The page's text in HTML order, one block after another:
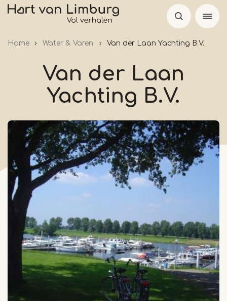
Overslaan
Home Water & Varen Van der Laan Yachting B.V.
Van der Laan
Yachting B.V.